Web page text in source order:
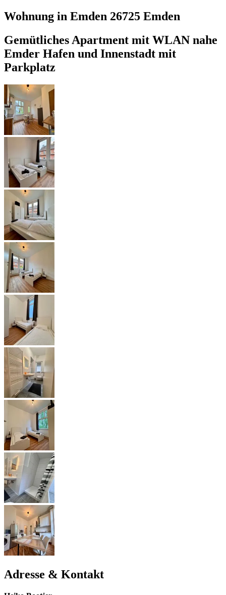
Wohnung in Emden 26725 Emden
Gemütliches Apartment mit WLAN nahe
Emder Hafen und Innenstadt mit
Parkplatz
Adresse & Kontakt